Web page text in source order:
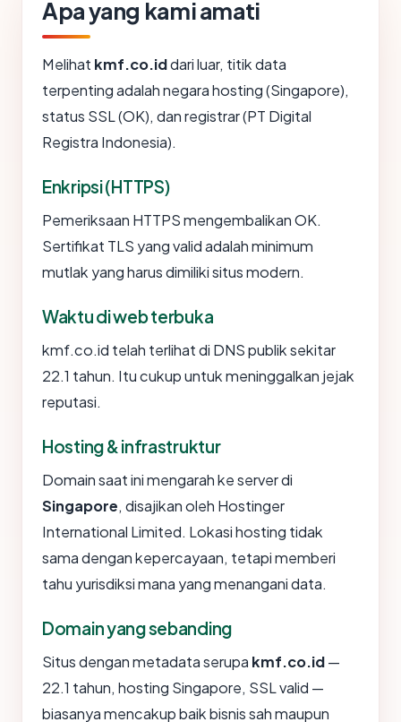
Apa yang kami amati
Melihat kmf.co.iddari luar, titik data
terpenting adalah negara hosting (Singapore),
status SSL (OK), dan registrar (PT Digital
Registra Indonesia).
Enkripsi (HTTPS)
Pemeriksaan HTTPS mengembalikan OK.
Sertifikat TLS yang valid adalah minimum
mutlak yang harus dimiliki situs modern.
Waktu di web terbuka
kmf.co.id telah terlihat di DNS publik sekitar
22.1 tahun. Itu cukup untuk meninggalkan jejak
reputasi.
Hosting & infrastruktur
Domain saat ini mengarah ke server di
Singapore, disajikan oleh Hostinger
International Limited. Lokasi hosting tidak
sama dengan kepercayaan, tetapi memberi
tahu yurisdiksi mana yang menangani data.
Domain yang sebanding
Situs dengan metadata serupa kmf.co.id—
22.1 tahun, hosting Singapore, SSL valid —
biasanya mencakup baik bisnis sah maupun